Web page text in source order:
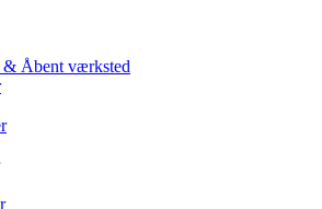
& Åbent værksted